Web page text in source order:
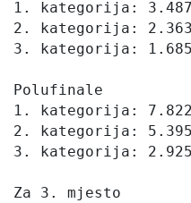
1. kategorija:
2. kategorija:
3. kategorija:
Polufinale
1. kategorija:
2. kategorija:
3. kategorija:
Za 3. mjesto